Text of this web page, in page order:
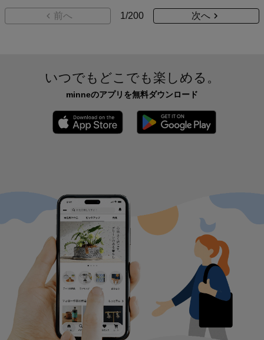
前へ 1/200 次へ
いつでもどこでも楽しめる。
minneのアプリを無料ダウンロード